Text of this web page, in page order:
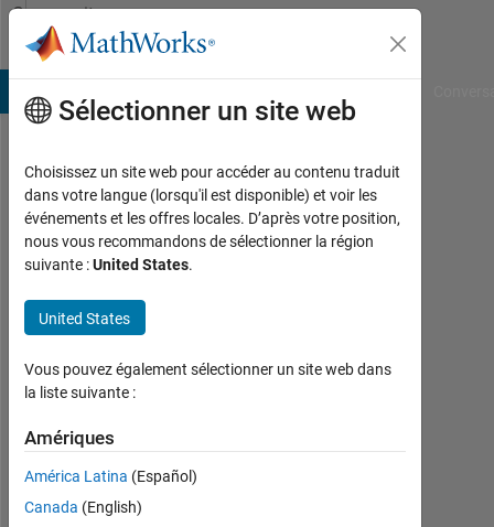
Passer au contenu
Community
Profile
John
Vargas
Actif
2018
0
Following:
0
Follow
Sélectionner un site web
Choisissez un site web pour accéder au contenu traduit
dans votre langue (lorsqu'il est disponible) et voir les
événements et les offres locales. D’après votre position,
nous vous recommandons de sélectionner la région
suivante :United States.
United States
Vous pouvez également sélectionner un site web dans
la liste suivante :
Amériques
América Latina (Español)
Canada (English)